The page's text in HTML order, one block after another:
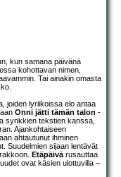
kun samana päivänä
kohottavan nimen,
Tai ainakin omasta
joiden lyriikoissa elo antaa
Onni jätti tämän talon -
synkkien tekstien kanssa,
Ajankohtaiseen
ahtautunut ihminen
Suudelmien sijaan lentävät
Etäpäivärusauttaa
ovat käsien ulottuvilla –